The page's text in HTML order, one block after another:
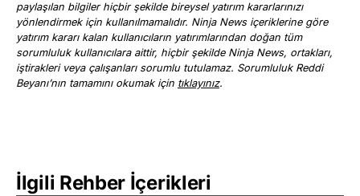
paylaşılan bilgiler hiçbir şekilde bireysel yatırım kararlarınızı
yönlendirmek için kullanılmamalıdır. Ninja News içeriklerine göre
yatırım kararı kalan kullanıcıların yatırımlarından doğan tüm
sorumluluk kullanıcılara aittir, hiçbir şekilde Ninja News, ortakları,
iştirakleri veya çalışanları sorumlu tutulamaz. Sorumluluk Reddi
Beyanı’nın tamamını okumak için tıklayınız.
İlgili Rehber İçerikleri